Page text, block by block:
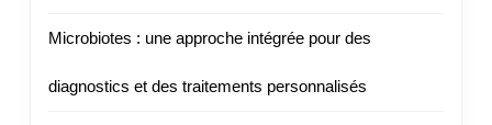
Microbiotes : une approche intégrée pour des
diagnostics et des traitements personnalisés